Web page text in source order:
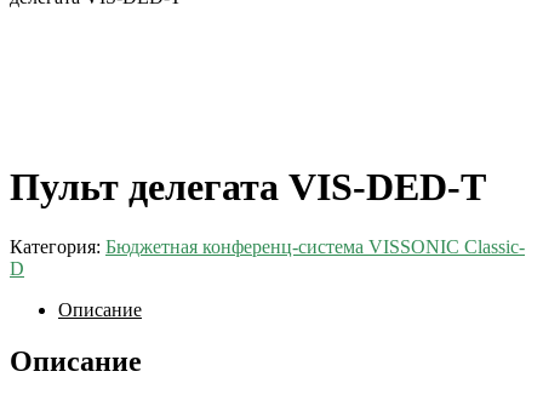
Пульт делегата VIS-DED-T
Категория: Бюджетная конференц-система VISSONIC Classic-
D
Описание
Описание